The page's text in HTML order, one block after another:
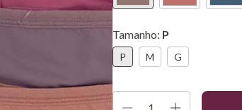
Tamanho: P
P M G